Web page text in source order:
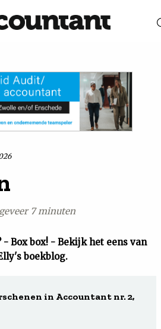
7 minuten
- Box box! - Bekijk het eens van
boekblog.
in Accountant nr. 2,